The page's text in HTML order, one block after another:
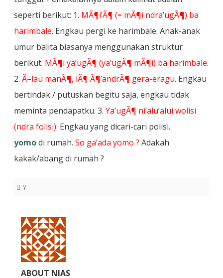
seperti berikut: 1. MÃ¶i’Ã¶ (= mÃ¶i ndra’ugÃ¶) ba
harimbale. Engkau pergi ke harimbale. Anak-anak
umur balita biasanya menggunakan struktur
berikut: MÃ¶i ya’ugÃ¶ (ya’ugÃ¶ mÃ¶i) ba harimbale.
2. Ã–lau manÃ¶, lÃ¶ Ã¶’andrÃ¶ gera-eragu. Engkau
bertindak / putuskan begitu saja, engkau tidak
meminta pendapatku. 3. Ya’ugÃ¶ ni’alu’alui wolisi
(ndra folisi). Engkau yang dicari-cari polisi.
yomodi rumah. So ga’ada yomo ? Adakah
kakak/abang di rumah ?
Y
ABOUT NIAS